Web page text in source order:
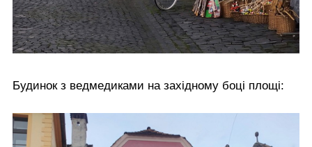
Будинок з ведмедиками на західному боці площі: